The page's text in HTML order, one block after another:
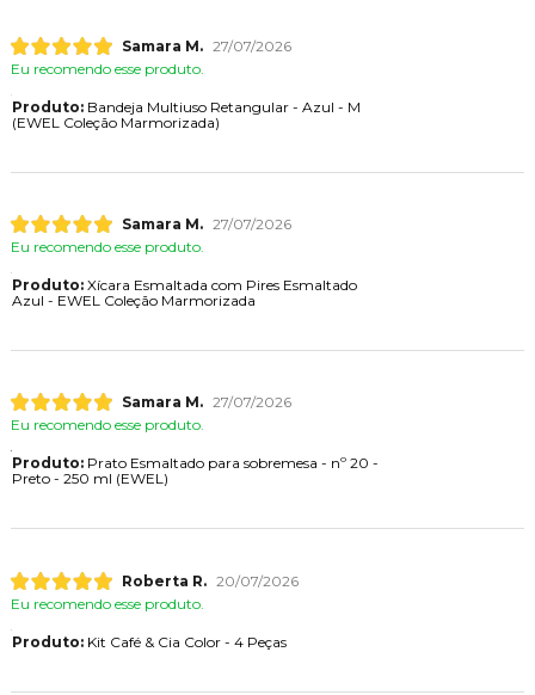
Samara M. 27/07/2026
Eu recomendo esse produto.
Produto:Bandeja Multiuso Retangular - Azul - M
(EWEL Coleção Marmorizada)
Samara M. 27/07/2026
Eu recomendo esse produto.
Produto:Xícara Esmaltada com Pires Esmaltado
Azul - EWEL Coleção Marmorizada
Samara M. 27/07/2026
Eu recomendo esse produto.
Produto:Prato Esmaltado para sobremesa - nº 20 -
Preto - 250 ml (EWEL)
Roberta R. 20/07/2026
Eu recomendo esse produto.
Produto:Kit Café & Cia Color - 4 Peças